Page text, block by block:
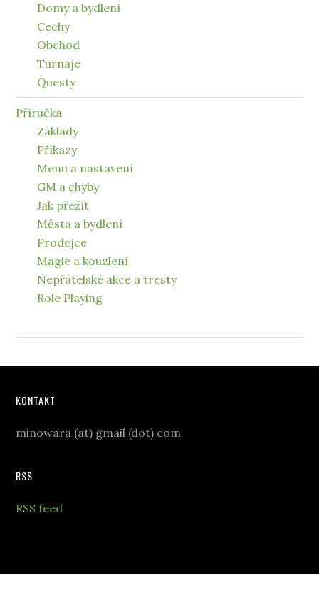
Domy a bydlení
Cechy
Obchod
Turnaje
Questy
Příručka
Základy
Příkazy
Menu a nastavení
GM a chyby
Jak přežít
Města a bydlení
Prodejce
Magie a kouzlení
Nepřátelské akce a tresty
Role Playing
KONTAKT
minowara (at) gmail (dot) com
RSS
RSS feed